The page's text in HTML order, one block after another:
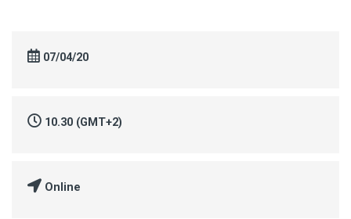
07/04/20
10.30 (GMT+2)
Online